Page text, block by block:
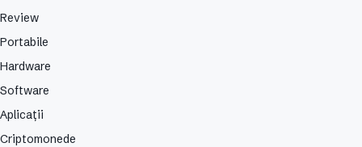
Review
Portabile
Hardware
Software
Aplicații
Criptomonede